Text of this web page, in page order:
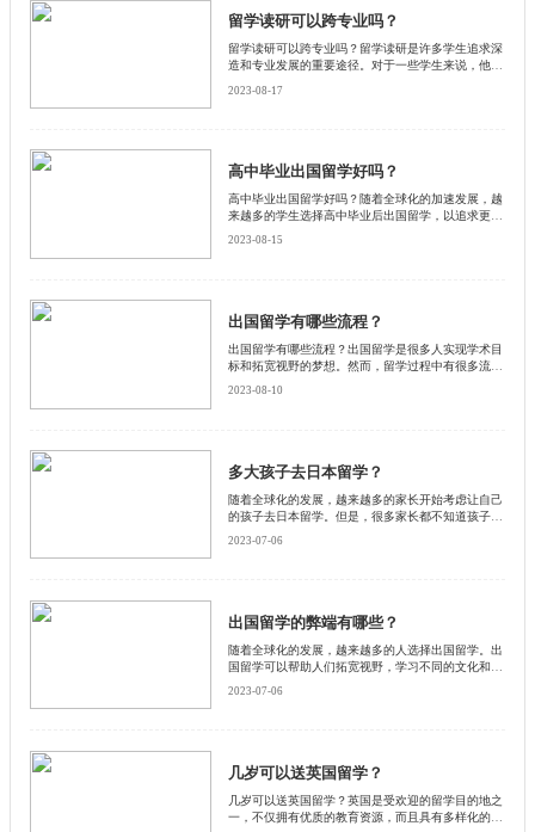
留学读研可以跨专业吗？
留学读研可以跨专业吗？留学读研是许多学生追求深
造和专业发展的重要途径。对于一些学生来说，他们
跨专业吗？下面启德小编从几个方面来探讨这个问
2023-08-17
高中毕业出国留学好吗？
高中毕业出国留学好吗？随着全球化的加速发展，越
来越多的学生选择高中毕业后出国留学，以追求更好
2023-08-15
出国留学有哪些流程？
出国留学有哪些流程？出国留学是很多人实现学术目
标和拓宽视野的梦想。然而，留学过程中有很多流程
2023-08-10
多大孩子去日本留学？
随着全球化的发展，越来越多的家长开始考虑让自己
的孩子去日本留学。但是，很多家长都不知道孩子到
2023-07-06
出国留学的弊端有哪些？
随着全球化的发展，越来越多的人选择出国留学。出
国留学可以帮助人们拓宽视野，学习不同的文化和语
2023-07-06
几岁可以送英国留学？
几岁可以送英国留学？英国是受欢迎的留学目的地之
一，不仅拥有优质的教育资源，而且具有多样化的教